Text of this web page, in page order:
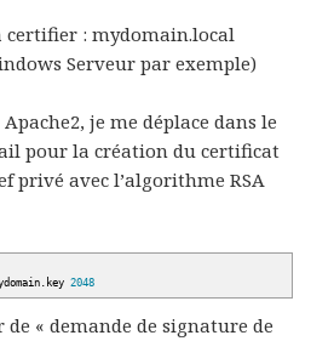
certifier : mydomain.local
Serveur par exemple)
je me déplace dans le
pour la création du certificat
privé avec l’algorithme RSA
2048
de « demande de signature de